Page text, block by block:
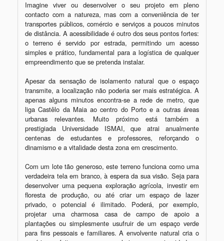
Imagine viver ou desenvolver o seu projeto em pleno
contacto com a natureza, mas com a conveniência de ter
transportes públicos, comércio e serviços a poucos minutos
de distância. A acessibilidade é outro dos seus pontos fortes:
o terreno é servido por estrada, permitindo um acesso
simples e prático, fundamental para a logística de qualquer
empreendimento que se pretenda instalar.
Apesar da sensação de isolamento natural que o espaço
transmite, a localização não poderia ser mais estratégica. A
apenas alguns minutos encontra-se a rede de metro, que
liga Castêlo da Maia ao centro do Porto e a outras áreas
urbanas relevantes. Muito próximo está também a
prestigiada Universidade ISMAI, que atrai anualmente
centenas de estudantes e professores, reforçando o
dinamismo e a vitalidade desta zona em crescimento.
Com um lote tão generoso, este terreno funciona como uma
verdadeira tela em branco, à espera da sua visão. Seja para
desenvolver uma pequena exploração agrícola, investir em
floresta de produção, ou até criar um espaço de lazer
privado, o potencial é ilimitado. Poderá, por exemplo,
projetar uma charmosa casa de campo de apoio a
plantações ou simplesmente usufruir de um espaço verde
para fins pessoais e familiares. A envolvente natural cria o